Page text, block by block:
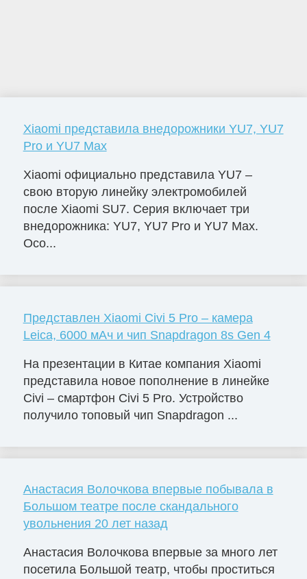
Xiaomi представила внедорожники YU7, YU7
Pro и YU7 Max
Xiaomi официально представила YU7 –
свою вторую линейку электромобилей
после Xiaomi SU7. Серия включает три
внедорожника: YU7, YU7 Pro и YU7 Max.
Осо...
Представлен Xiaomi Civi 5 Pro – камера
Leica, 6000 мАч и чип Snapdragon 8s Gen 4
На презентации в Китае компания Xiaomi
представила новое пополнение в линейке
Civi – смартфон Civi 5 Pro. Устройство
получило топовый чип Snapdragon ...
Анастасия Волочкова впервые побывала в
Большом театре после скандального
увольнения 20 лет назад
Анастасия Волочкова впервые за много лет
посетила Большой театр, чтобы проститься